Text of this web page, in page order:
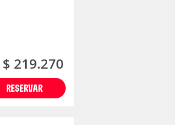
RESERVAR
$ 219.270